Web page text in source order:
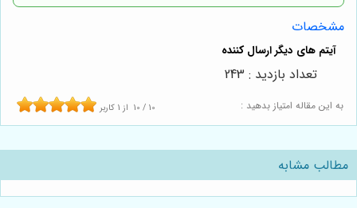
مشخصات
به این مقاله امتیاز بدهید : 10 / 10 از 1 کاربر
تعداد بازدید : 243
مطالب مشابه